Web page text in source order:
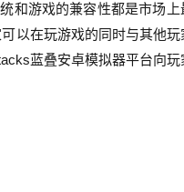
和游戏的兼容性都是市场上
以在玩游戏的同时与其他玩
蓝叠安卓模拟器平台向玩